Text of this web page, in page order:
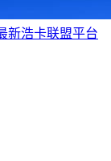
新浩卡联盟平台